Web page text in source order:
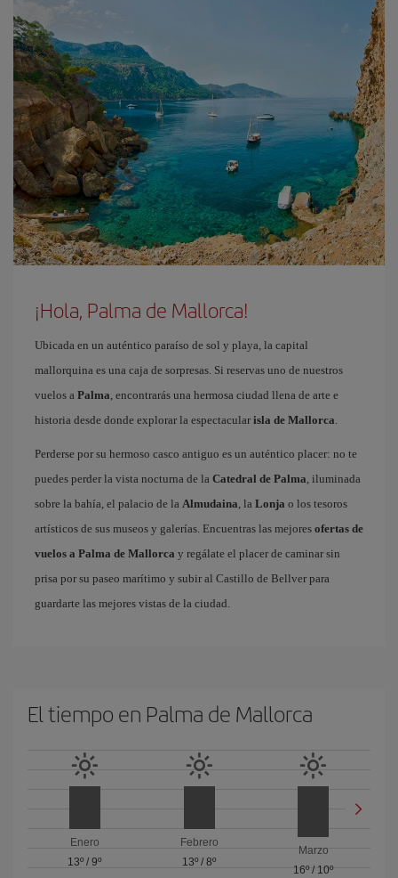
¡Hola, Palma de Mallorca!
Ubicada en un auténtico paraíso de sol y playa, la capital
mallorquina es una caja de sorpresas. Si reservas uno de nuestros
vuelos a Palma, encontrarás una hermosa ciudad llena de arte e
historia desde donde explorar la espectacular isla de Mallorca.
Perderse por su hermoso casco antiguo es un auténtico placer: no te
puedes perder la vista nocturna de la Catedral de Palma, iluminada
sobre la bahía, el palacio de la Almudaina, la Lonja o los tesoros
artísticos de sus museos y galerías. Encuentras las mejores ofertas de
vuelos a Palma de Mallorca y regálate el placer de caminar sin
prisa por su paseo marítimo y subir al Castillo de Bellver para
guardarte las mejores vistas de la ciudad.
El tiempo en Palma de Mallorca
Enero
13º /9º
Febrero
13º / 8º
Marzo
16º/ 10º